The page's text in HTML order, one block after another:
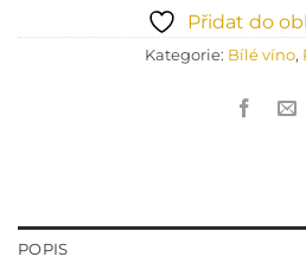
Přidat do
Kategorie: Bílé víno,
POPIS